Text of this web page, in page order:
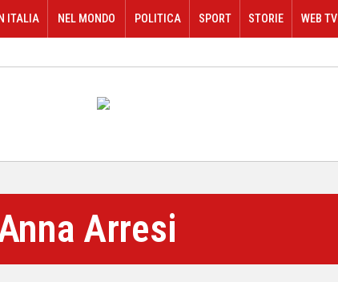
IN ITALIA NEL MONDO POLITICA SPORT STORIE WEB TV
Arresi